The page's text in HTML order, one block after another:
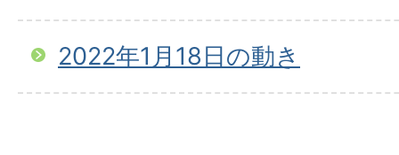
2022年1月18日の動き